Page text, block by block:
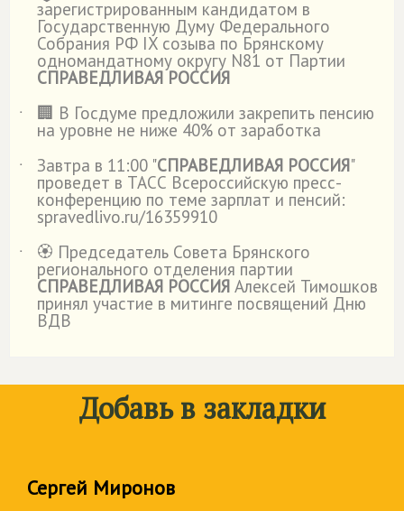
зарегистрированным кандидатом в
Государственную Думу Федерального
Собрания РФ IX созыва по Брянскому
одномандатному округу N81 от Партии
СПРАВЕДЛИВАЯ РОССИЯ
˙
🏢 В Госдуме предложили закрепить пенсию
на уровне не ниже 40% от заработка
˙
Завтра в 11:00 "СПРАВЕДЛИВАЯ РОССИЯ"
проведет в ТАСС Всероссийскую пресс-
конференцию по теме зарплат и пенсий:
spravedlivo.ru/16359910
˙
🏵️ Председатель Совета Брянского
регионального отделения партии
СПРАВЕДЛИВАЯ РОССИЯ Алексей Тимошков
принял участие в митинге посвящений Дню
ВДВ
Добавь в закладки
Сергей Миронов